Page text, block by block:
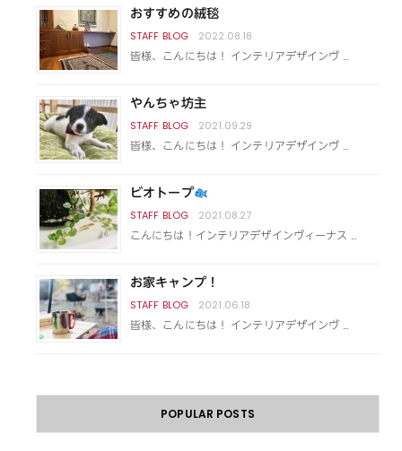
おすすめの絨毯
2022.08.18
皆様、こんにちは！ インテリアデザインヴ …
やんちゃ坊主
2021.09.29
皆様、こんにちは！ インテリアデザインヴ …
ビオトープ
2021.08.27
こんにちは！インテリアデザインヴィーナス …
お家キャンプ！
2021.06.18
皆様、こんにちは！ インテリアデザインヴ …
POPULAR POSTS